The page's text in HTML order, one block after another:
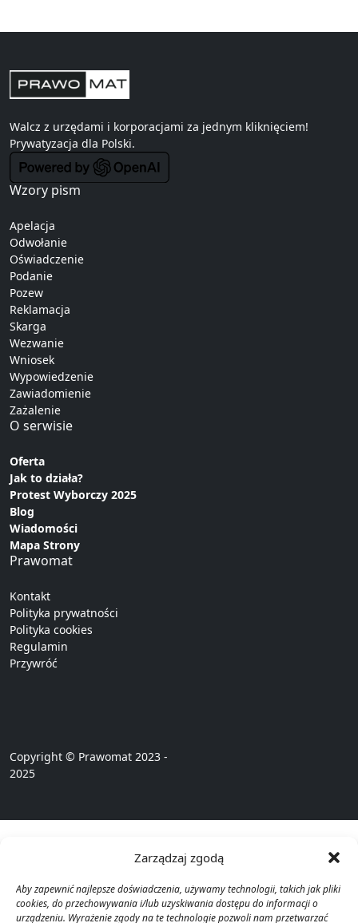
Zarządzaj zgodą
Aby zapewnić najlepsze doświadczenia, używamy technologii, takich jak pliki
cookies, do przechowywania i/lub uzyskiwania dostępu do informacji o
urządzeniu. Wyrażenie zgody na te technologie pozwoli nam przetwarzać
Walcz z urzędami i korporacjami za jednym kliknięciem!
Prywatyzacja dla Polski.
Wzory pism
Apelacja
Odwołanie
Oświadczenie
Podanie
Pozew
Reklamacja
Skarga
Wezwanie
Wniosek
Wypowiedzenie
Zawiadomienie
Zażalenie
O serwisie
Oferta
Jak to działa?
Protest Wyborczy 2025
Blog
Wiadomości
Mapa Strony
Prawomat
Kontakt
Polityka prywatności
Polityka cookies
Regulamin
Przywróć
Copyright © Prawomat 2023 -
2025